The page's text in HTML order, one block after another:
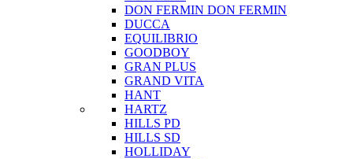
DON FERMIN DON FERMIN
DUCCA
EQUILIBRIO
GOODBOY
GRAN PLUS
GRAND VITA
HANT
HARTZ
HILLS PD
HILLS SD
HOLLIDAY